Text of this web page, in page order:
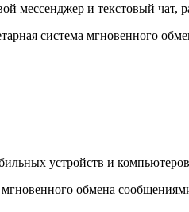
мессенджер и текстовый чат,
система мгновенного
устройств и компьютеров
обмена